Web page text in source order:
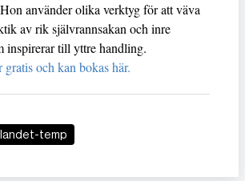
använder olika verktyg för att väva
av rik självrannsakan och inre
inspirerar till yttre handling.
gratis och kan bokas här.
landet-temp